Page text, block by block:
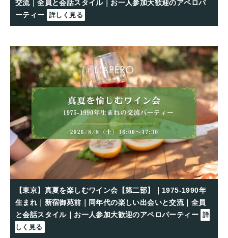
交流｜全員と会話スタイル｜お一人参加大歓迎のアペロパ
ーティー 詳しく見る
【東京】真夏を楽しむワイン会【第二部】｜1975-1990年
生まれ｜新宿御苑前｜同年代の楽しい出会いと交流｜全員
と会話スタイル｜お一人参加大歓迎のアペロパーティー 詳
しく見る